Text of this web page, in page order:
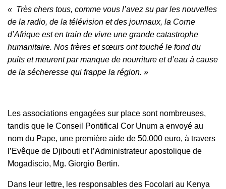
« Très chers tous, comme vous l’avez su par les nouvelles
de la radio, de la télévision et des journaux, la Corne
d’Afrique est en train de vivre une grande catastrophe
humanitaire. Nos frères et sœurs ont touché le fond du
puits et meurent par manque de nourriture et d’eau à cause
de la sécheresse qui frappe la région. »
Les associations engagées sur place sont nombreuses,
tandis que le Conseil Pontifical Cor Unum a envoyé au
nom du Pape, une première aide de 50.000 euro, à travers
l’Evêque de Djibouti et l’Administrateur apostolique de
Mogadiscio, Mg. Giorgio Bertin.
Dans leur lettre, les responsables des Focolari au Kenya